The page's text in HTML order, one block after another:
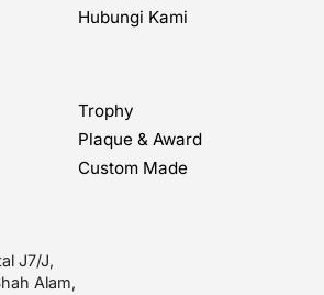
Hubungi Kami
Trophy
Plaque & Award
Custom Made
J7/J,
Alam,